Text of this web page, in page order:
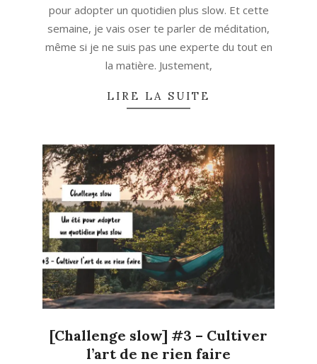
pour adopter un quotidien plus slow. Et cette
semaine, je vais oser te parler de méditation,
même si je ne suis pas une experte du tout en
la matière. Justement,
LIRE LA SUITE
[Challenge slow] #3 – Cultiver
l’art de ne rien faire